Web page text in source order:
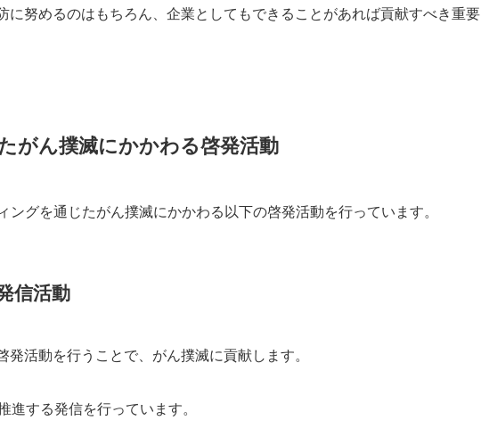
に努めるのはもちろん、企業としてもできることがあれば貢献すべき重要
がん撲滅にかかわる啓発活動
グを通じたがん撲滅にかかわる以下の啓発活動を行っています。
信活動
活動を行うことで、がん撲滅に貢献します。
する発信を行っています。